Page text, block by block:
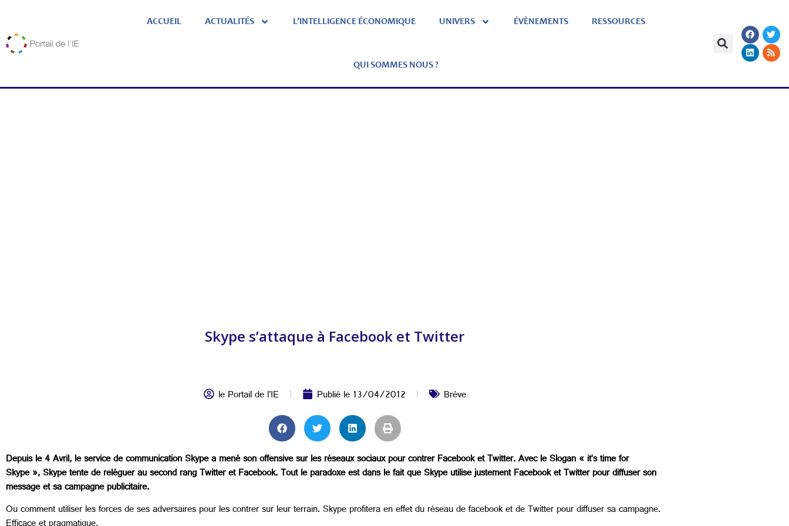
ACCUEIL ACTUALITÉS L’INTELLIGENCE ÉCONOMIQUE UNIVERS ÉVÈNEMENTS RESSOURCES
QUI SOMMES NOUS ?
Skype s’attaque à Facebook et Twitter
le Portail de l'IE Publié le13/04/2012 Brève
Depuis le 4 Avril, le service de communication Skype a mené son offensive sur les réseaux sociaux pour contrer Facebook et Twitter. Avec le Slogan « it’s time for
Skype », Skype tente de reléguer au second rang Twitter et Facebook. Tout le paradoxe est dans le fait que Skype utilise justement Facebook et Twitter pour diffuser son
message et sa campagne publicitaire.
Ou comment utiliser les forces de ses adversaires pour les contrer sur leur terrain. Skype profitera en effet du réseau de facebook et de Twitter pour diffuser sa campagne.